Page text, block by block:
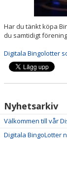
Har du tänkt köpa
du samtidigt
Digitala Bingolotter
Nyhetsarkiv
Välkommen till vår
Digitala BingoLotter